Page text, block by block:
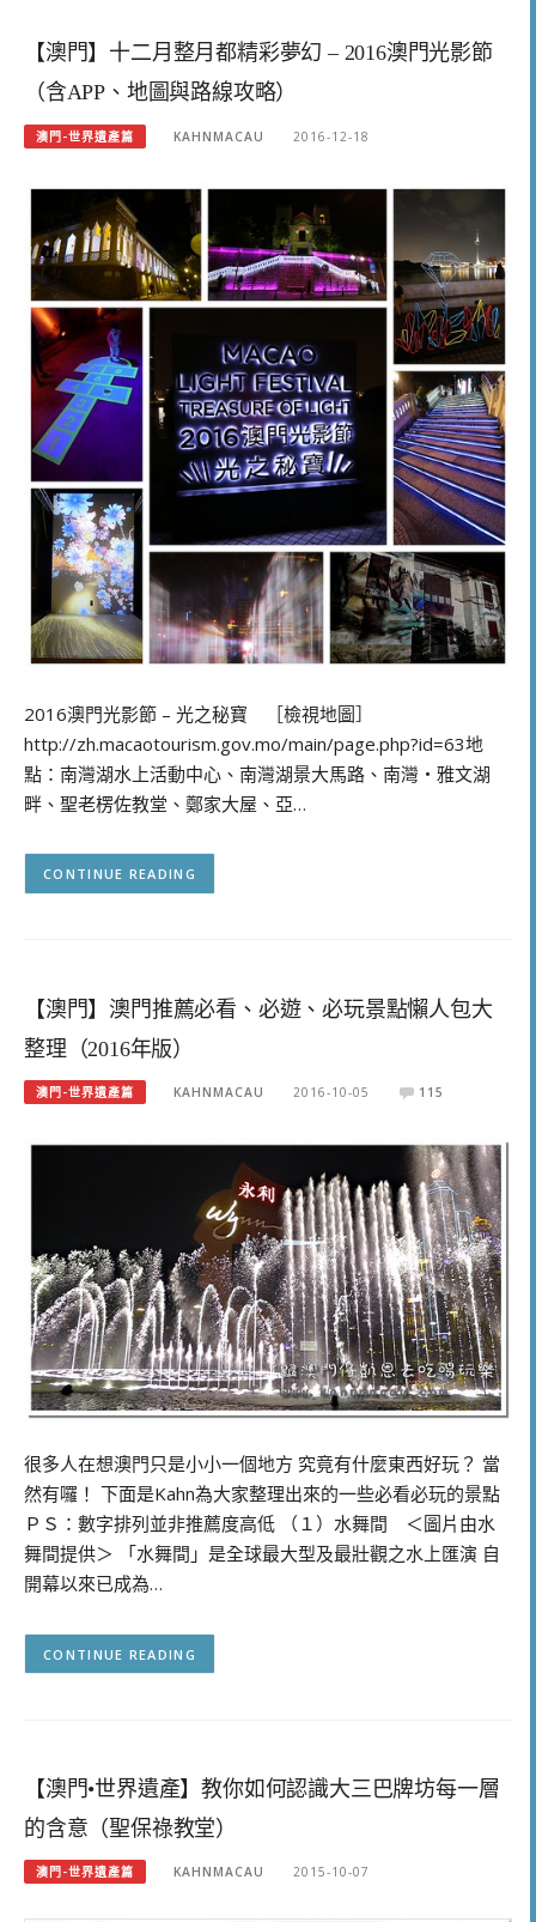
【澳門】十二月整月都精彩夢幻 – 2016澳門光影節
（含APP、地圖與路線攻略）
澳門-世界遺產篇 KAHNMACAU 2016-12-18
2016澳門光影節 – 光之秘寶 ［檢視地圖］
http://zh.macaotourism.gov.mo/main/page.php?id=63地
點：南灣湖水上活動中心、南灣湖景大馬路、南灣‧雅文湖
畔、聖老楞佐教堂、鄭家大屋、亞…
CONTINUE READING
【澳門】澳門推薦必看、必遊、必玩景點懶人包大
整理（2016年版）
澳門-世界遺產篇 KAHNMACAU 2016-10-05 115
很多人在想澳門只是小小一個地方 究竟有什麼東西好玩？ 當
然有囉！ 下面是Kahn為大家整理出來的一些必看必玩的景點
ＰＳ：數字排列並非推薦度高低 （１）水舞間 ＜圖片由水
舞間提供＞ 「水舞間」是全球最大型及最壯觀之水上匯演 自
開幕以來已成為…
CONTINUE READING
【澳門•世界遺產】教你如何認識大三巴牌坊每一層
的含意（聖保祿教堂）
澳門-世界遺產篇 KAHNMACAU 2015-10-07